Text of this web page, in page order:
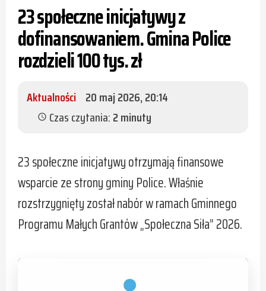
23 społeczne inicjatywy z
dofinansowaniem. Gmina Police
rozdzieli 100 tys. zł
Aktualności 20 maj 2026, 20:14
schedule Czas czytania:2 minuty
23 społeczne inicjatywy otrzymają finansowe
wsparcie ze strony gminy Police. Właśnie
rozstrzygnięty został nabór w ramach Gminnego
Programu Małych Grantów „Społeczna Siła” 2026.